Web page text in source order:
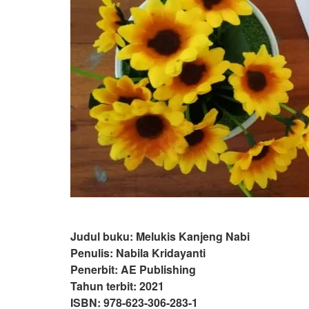
Judul buku: Melukis Kanjeng Nabi
Penulis: Nabila Kridayanti
Penerbit: AE Publishing
Tahun terbit: 2021
ISBN: 978-623-306-283-1